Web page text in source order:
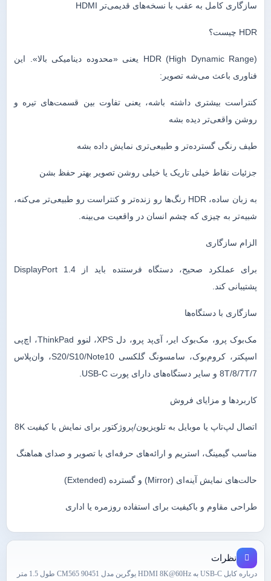
سازگاری کامل به عقب با نسخه‌های قدیمی‌تر HDMI
HDR چیست؟
HDR (High Dynamic Range) یعنی «محدوده دینامیکی بالا». این
فناوری باعث می‌شه تصویر:
کنتراست بیشتری داشته باشه، یعنی تفاوت بین قسمت‌های تیره و
روشن واقعی‌تر دیده بشه
طیف رنگی گسترده‌تر و طبیعی‌تری نمایش داده بشه
جزئیات نقاط خیلی تاریک یا خیلی روشن تصویر بهتر حفظ بشن
به زبان ساده، HDR رنگ‌ها رو زنده‌تر و کنتراست رو طبیعی‌تر می‌کنه،
شبیه‌تر به چیزی که چشم انسان در واقعیت می‌بینه.
الزام سازگاری
برای عملکرد صحیح، دستگاه فرستنده باید از DisplayPort 1.4
پشتیبانی کند.
سازگاری با دستگاه‌ها
مک‌بوک پرو، مک‌بوک ایر، آی‌پد پرو، دل XPS، لنوو ThinkPad، اچ‌پی
اسپکتر، کروم‌بوک، سامسونگ گلکسی S20/S10/Note10، وان‌پلاس
8T/8/7T/7 و سایر دستگاه‌های دارای پورت USB-C.
کاربردها و مزایای فروش
اتصال لپ‌تاپ یا موبایل به تلویزیون/پروژکتور برای نمایش با کیفیت 8K
مناسب گیمینگ، استریم و ارائه‌های حرفه‌ای با تصویر و صدای هماهنگ
حالت‌های نمایش آینه‌ای (Mirror) و گسترده (Extended)
طراحی مقاوم و باکیفیت برای استفاده روزمره یا اداری
نظرات
درباره کابل USB-C به HDMI 8K@60Hz یوگرین مدل CM565 90451 طول 1.5 متر